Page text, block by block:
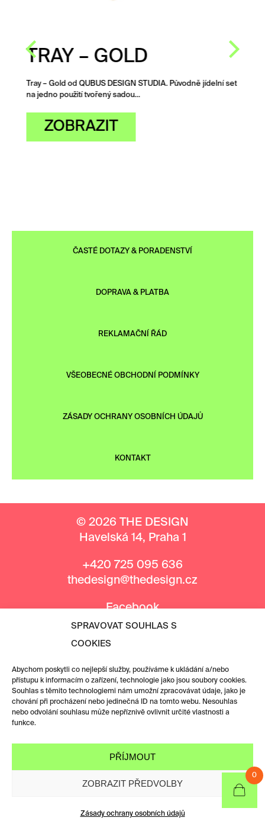
SPRAVOVAT SOUHLAS S
COOKIES
Abychom poskytli co nejlepší služby, používáme k ukládání a/nebo
přístupu k informacím o zařízení, technologie jako jsou soubory cookies.
Souhlas s těmito technologiemi nám umožní zpracovávat údaje, jako je
chování při procházení nebo jedinečná ID na tomto webu. Nesouhlas
nebo odvolání souhlasu může nepříznivě ovlivnit určité vlastnosti a
funkce.
PŘÍJMOUT
ZOBRAZIT PŘEDVOLBY
Zásady ochrany osobních údajů
TRAY – GOLD
Tray – Gold od QUBUS DESIGN STUDIA. Původně jídelní set
na jedno použití tvořený sadou…
ZOBRAZIT
ČASTÉ DOTAZY & PORADENSTVÍ
DOPRAVA & PLATBA
REKLAMAČNÍ ŘÁD
VŠEOBECNÉ OBCHODNÍ PODMÍNKY
ZÁSADY OCHRANY OSOBNÍCH ÚDAJŮ
KONTAKT
© 2026 THE DESIGN
Havelská 14, Praha 1
+420 725 095 636
thedesign@thedesign.cz
Facebook
Instagram
0